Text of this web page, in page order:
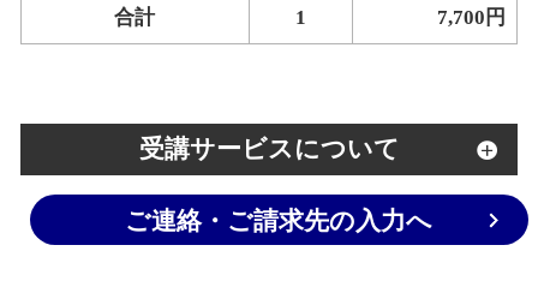
合計 1 7,700円
受講サービスについて
ご連絡・ご請求先の入力へ